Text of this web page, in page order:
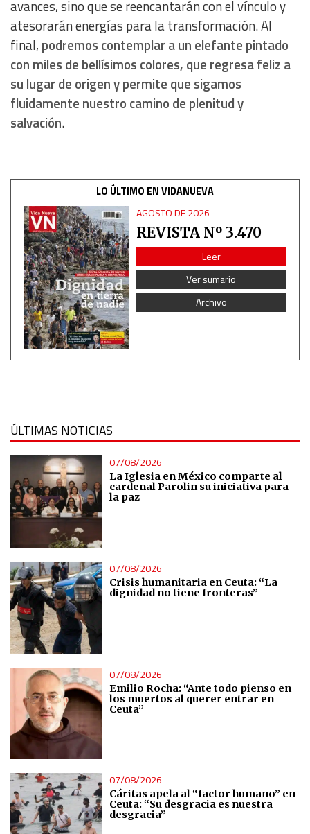
avances, sino que se reencantarán con el vínculo y
atesorarán energías para la transformación. Al
final, podremos contemplar a un elefante pintado
con miles de bellísimos colores, que regresa feliz a
su lugar de origen y permite que sigamos
fluidamente nuestro camino de plenitud y
salvación.
LO ÚLTIMO EN VIDANUEVA
AGOSTO DE 2026
REVISTA Nº 3.470
Leer
Ver sumario
Archivo
ÚLTIMAS NOTICIAS
07/08/2026
La Iglesia en México comparte al
cardenal Parolin su iniciativa para
la paz
07/08/2026
Crisis humanitaria en Ceuta: “La
dignidad no tiene fronteras”
07/08/2026
Emilio Rocha: “Ante todo pienso en
los muertos al querer entrar en
Ceuta”
07/08/2026
Cáritas apela al “factor humano” en
Ceuta: “Su desgracia es nuestra
desgracia”